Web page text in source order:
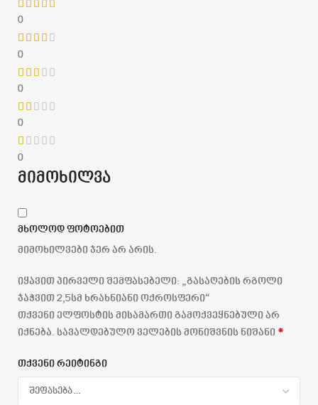
0
0
0
0
0
მიმოხილვა
მხოლოდ ფოტოებით
მიმოხილვები ჯერ არ არის.
იყავით პირველი შემფასებელი: „გასაღების რგოლი
ჯაჭვით 2,5სმ ხრახნიანი ოქროსფერი“
თქვენი ელფოსტის მისამართი გამოქვეყნებული არ
იქნება. სავალდებულო ველების მონიშვნის ნიშანი *
თქვენი რეიტინგი